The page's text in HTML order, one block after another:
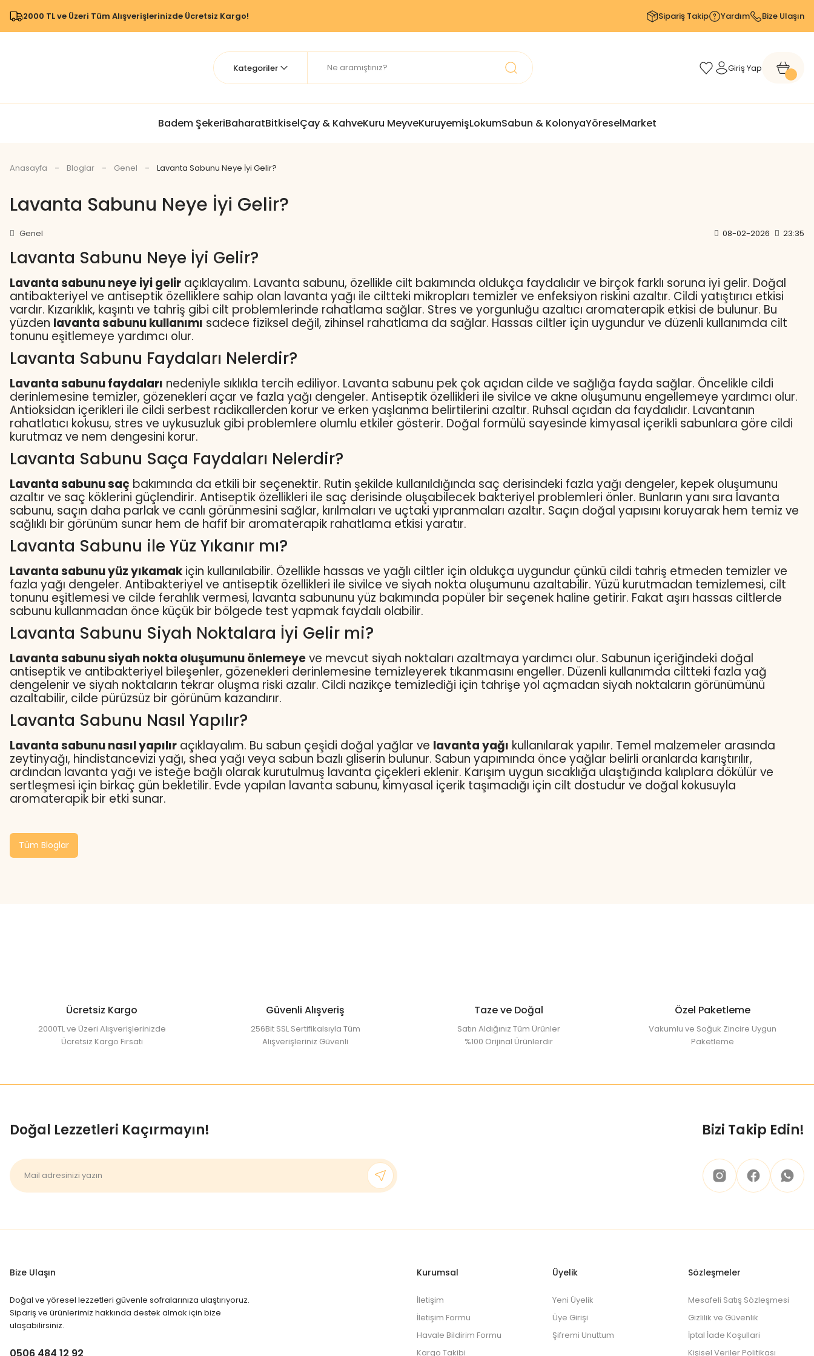
2000 TL ve Üzeri Tüm Alışverişlerinizde Ücretsiz Kargo! Sipariş Takip Yardım Bize Ulaşın
Giriş Yap
Badem ŞekeriBaharatBitkiselÇay & KahveKuru MeyveKuruyemişLokumSabun & KolonyaYöreselMarket
Anasayfa Bloglar Genel Lavanta Sabunu Neye İyi Gelir?
Lavanta Sabunu Neye İyi Gelir?
Genel 08-02-2026 23:35
Lavanta Sabunu Neye İyi Gelir?
Lavanta sabunu neye iyi gelir açıklayalım. Lavanta sabunu, özellikle cilt bakımında oldukça faydalıdır ve birçok farklı soruna iyi gelir. Doğal
antibakteriyel ve antiseptik özelliklere sahip olan lavanta yağı ile ciltteki mikropları temizler ve enfeksiyon riskini azaltır. Cildi yatıştırıcı etkisi
vardır. Kızarıklık, kaşıntı ve tahriş gibi cilt problemlerinde rahatlama sağlar. Stres ve yorgunluğu azaltıcı aromaterapik etkisi de bulunur. Bu
yüzden lavanta sabunu kullanımı sadece fiziksel değil, zihinsel rahatlama da sağlar. Hassas ciltler için uygundur ve düzenli kullanımda cilt
tonunu eşitlemeye yardımcı olur.
Lavanta Sabunu Faydaları Nelerdir?
Lavanta sabunu faydaları nedeniyle sıklıkla tercih ediliyor. Lavanta sabunu pek çok açıdan cilde ve sağlığa fayda sağlar. Öncelikle cildi
derinlemesine temizler, gözenekleri açar ve fazla yağı dengeler. Antiseptik özellikleri ile sivilce ve akne oluşumunu engellemeye yardımcı olur.
Antioksidan içerikleri ile cildi serbest radikallerden korur ve erken yaşlanma belirtilerini azaltır. Ruhsal açıdan da faydalıdır. Lavantanın
rahatlatıcı kokusu, stres ve uykusuzluk gibi problemlere olumlu etkiler gösterir. Doğal formülü sayesinde kimyasal içerikli sabunlara göre cildi
kurutmaz ve nem dengesini korur.
Lavanta Sabunu Saça Faydaları Nelerdir?
Lavanta sabunu saç bakımında da etkili bir seçenektir. Rutin şekilde kullanıldığında saç derisindeki fazla yağı dengeler, kepek oluşumunu
azaltır ve saç köklerini güçlendirir. Antiseptik özellikleri ile saç derisinde oluşabilecek bakteriyel problemleri önler. Bunların yanı sıra lavanta
sabunu, saçın daha parlak ve canlı görünmesini sağlar, kırılmaları ve uçtaki yıpranmaları azaltır. Saçın doğal yapısını koruyarak hem temiz ve
sağlıklı bir görünüm sunar hem de hafif bir aromaterapik rahatlama etkisi yaratır.
Lavanta Sabunu ile Yüz Yıkanır mı?
Lavanta sabunu yüz yıkamak için kullanılabilir. Özellikle hassas ve yağlı ciltler için oldukça uygundur çünkü cildi tahriş etmeden temizler ve
fazla yağı dengeler. Antibakteriyel ve antiseptik özellikleri ile sivilce ve siyah nokta oluşumunu azaltabilir. Yüzü kurutmadan temizlemesi, cilt
tonunu eşitlemesi ve cilde ferahlık vermesi, lavanta sabununu yüz bakımında popüler bir seçenek haline getirir. Fakat aşırı hassas ciltlerde
sabunu kullanmadan önce küçük bir bölgede test yapmak faydalı olabilir.
Lavanta Sabunu Siyah Noktalara İyi Gelir mi?
Lavanta sabunusiyah nokta oluşumunu önlemeyeve mevcut siyah noktaları azaltmaya yardımcı olur. Sabunun içeriğindeki doğal
antiseptik ve antibakteriyel bileşenler, gözenekleri derinlemesine temizleyerek tıkanmasını engeller. Düzenli kullanımda ciltteki fazla yağ
dengelenir ve siyah noktaların tekrar oluşma riski azalır. Cildi nazikçe temizlediği için tahrişe yol açmadan siyah noktaların görünümünü
azaltabilir, cilde pürüzsüz bir görünüm kazandırır.
Lavanta Sabunu Nasıl Yapılır?
Lavanta sabunu nasıl yapılır açıklayalım. Bu sabun çeşidi doğal yağlar ve lavanta yağı kullanılarak yapılır. Temel malzemeler arasında
zeytinyağı, hindistancevizi yağı, shea yağı veya sabun bazlı gliserin bulunur. Sabun yapımında önce yağlar belirli oranlarda karıştırılır,
ardından lavanta yağı ve isteğe bağlı olarak kurutulmuş lavanta çiçekleri eklenir. Karışım uygun sıcaklığa ulaştığında kalıplara dökülür ve
sertleşmesi için birkaç gün bekletilir. Evde yapılan lavanta sabunu, kimyasal içerik taşımadığı için cilt dostudur ve doğal kokusuyla
aromaterapik bir etki sunar.
Tüm Bloglar
Ücretsiz Kargo
2000TL ve Üzeri Alışverişlerinizde
Ücretsiz Kargo Fırsatı
Güvenli Alışveriş
256Bit SSL Sertifikalsıyla Tüm
Alışverişleriniz Güvenli
Taze ve Doğal
Satın Aldığınız Tüm Ürünler
%100 Orijinal Ürünlerdir
Özel Paketleme
Vakumlu ve Soğuk Zincire Uygun
Paketleme
Doğal Lezzetleri Kaçırmayın! Bizi Takip Edin!
Bize Ulaşın
Doğal ve yöresel lezzetleri güvenle sofralarınıza ulaştırıyoruz.
Sipariş ve ürünlerimiz hakkında destek almak için bize
ulaşabilirsiniz.
Kurumsal
İletişim
İletişim Formu
Havale Bildirim Formu
Kargo Takibi
Üyelik
Yeni Üyelik
Üye Girişi
Şifremi Unuttum
Sözleşmeler
Mesafeli Satış Sözleşmesi
Gizlilik ve Güvenlik
İptal İade Koşullari
Kişisel Veriler Politikası